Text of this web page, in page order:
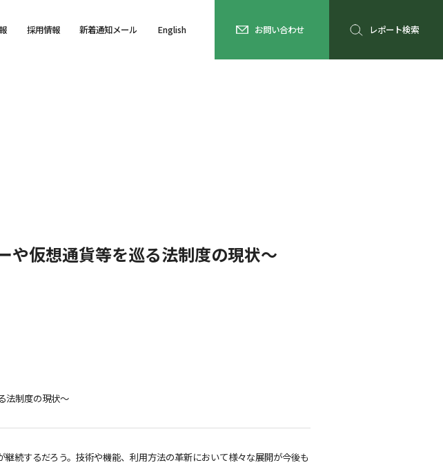
採用情報 新着通知メール English お問い合わせ レポート検索
や仮想通貨等を巡る法制度の現状～
法制度の現状～
続するだろう。技術や機能、利用方法の革新において様々な展開が今後も